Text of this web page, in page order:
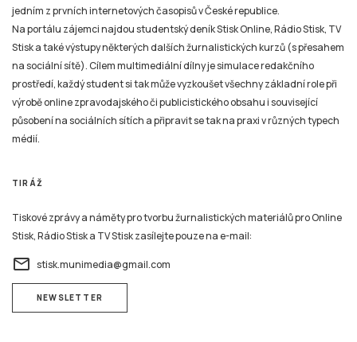
jedním z prvních internetových časopisů v České republice.
Na portálu zájemci najdou studentský deník Stisk Online, Rádio Stisk, TV
Stisk a také výstupy některých dalších žurnalistických kurzů (s přesahem
na sociální sítě). Cílem multimediální dílny je simulace redakčního
prostředí, každý student si tak může vyzkoušet všechny základní role při
výrobě online zpravodajského či publicistického obsahu i související
působení na sociálních sítích a připravit se tak na praxi v různých typech
médií.
TIRÁŽ
Tiskové zprávy a náměty pro tvorbu žurnalistických materiálů pro Online
Stisk, Rádio Stisk a TV Stisk zasílejte pouze na e-mail:
email stisk.munimedia@gmail.com
NEWSLETTER